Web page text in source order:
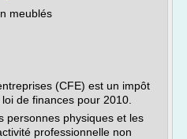
meublés
(CFE) est un impôt
de finances pour 2010.
personnes physiques et les
professionnelle non